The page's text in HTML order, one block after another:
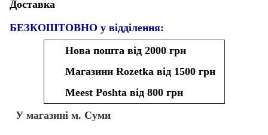
Доставка
БЕЗКОШТОВНО у відділення:
Нова пошта від 2000 грн
Магазини Rozetka від 1500 грн
Meest Poshta від 800 грн
У магазині м. Суми